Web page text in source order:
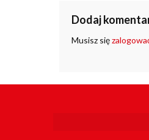
Dodaj
Musisz się